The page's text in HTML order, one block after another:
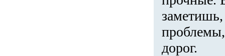
проблемы,
дорог.